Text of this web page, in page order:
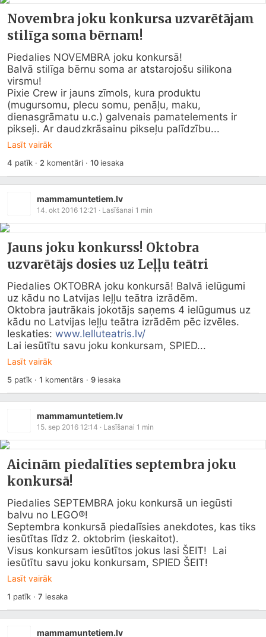
Novembra joku konkursa uzvarētājam
stilīga soma bērnam!
Piedalies NOVEMBRA joku konkursā!
Balvā stilīga bērnu soma ar atstarojošu silikona
virsmu!
Pixie Crew ir jauns zīmols, kura produktu
(mugursomu, plecu somu, penāļu, maku,
dienasgrāmatu u.c.) galvenais pamatelements ir
pikseļi. Ar daudzkrāsainu pikseļu palīdzību...
Lasīt vairāk
4 patīk · 2 komentāri · 10iesaka
mammamuntetiem.lv
14. okt 2016 12:21 · Lasīšanai 1 min
Jauns joku konkurss! Oktobra
uzvarētājs dosies uz Leļļu teātri
Piedalies OKTOBRA joku konkursā! Balvā ielūgumi
uz kādu no Latvijas leļļu teātra izrādēm.
Oktobra jautrākais jokotājs saņems 4 ielūgumus uz
kādu no Latvijas leļļu teātra izrādēm pēc izvēles.
Ieskaties: www.lelluteatris.lv/
Lai iesūtītu savu joku konkursam, SPIED...
Lasīt vairāk
5patīk ·1 komentārs · 9iesaka
mammamuntetiem.lv
15. sep 2016 12:14 · Lasīšanai 1 min
Aicinām piedalīties septembra joku
konkursā!
Piedalies SEPTEMBRA joku konkursā un iegūsti
balvu no LEGO®!
Septembra konkursā piedalīsies anekdotes, kas tiks
iesūtītas līdz 2. oktobrim (ieskaitot).
Visus konkursam iesūtītos jokus lasi ŠEIT!  Lai
iesūtītu savu joku konkursam, SPIED ŠEIT!
Lasīt vairāk
1 patīk ·7 iesaka
mammamuntetiem.lv